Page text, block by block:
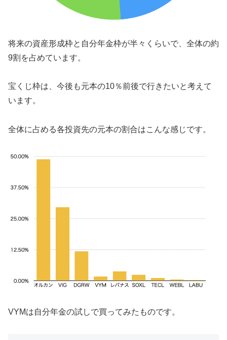
将来の資産形成枠と自分年金枠が半々くらいで、全体の約
9割を占めています。
宝くじ枠は、今後も元本の10％前後で行きたいと考えて
います。
全体に占める各投資先の元本の割合はこんな感じです。
VYMは自分年金の試しで買ってみたものです。